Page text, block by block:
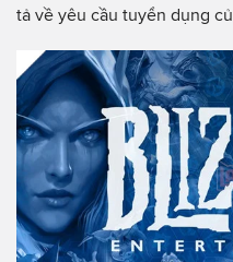
tả về yêu cầu tuyển dụng